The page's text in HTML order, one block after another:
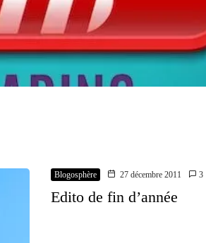
Blogosphère 27 décembre 2011 3
Edito de fin d’année